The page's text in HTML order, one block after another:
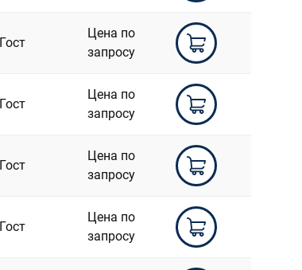
Гост
Цена по
запросу
Гост
Цена по
запросу
Гост
Цена по
запросу
Гост
Цена по
запросу